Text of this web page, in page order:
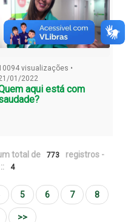
visualizações •
01/2022
aqui está com
total de 773
registros -
4
5 6 7 8
>>